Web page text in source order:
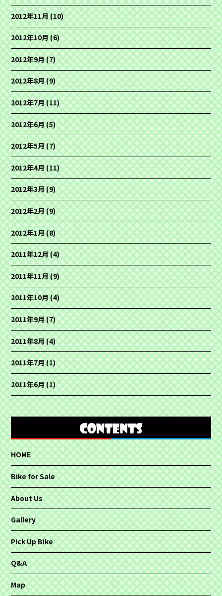
2012年11月(10)
2012年10月(6)
2012年9月(7)
2012年8月(9)
2012年7月(11)
2012年6月(5)
2012年5月(7)
2012年4月(11)
2012年3月(9)
2012年2月(9)
2012年1月(8)
2011年12月(4)
2011年11月(9)
2011年10月(4)
2011年9月(7)
2011年8月(4)
2011年7月(1)
2011年6月(1)
HOME
Bike for Sale
About Us
Gallery
Pick Up Bike
Q&A
Map